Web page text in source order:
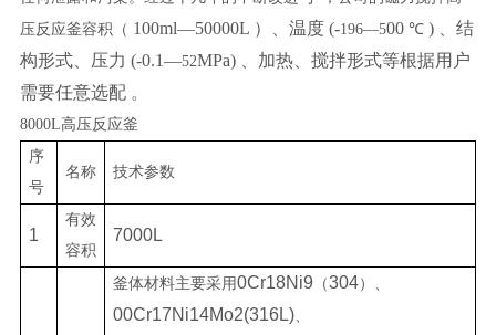
压反应釜容积（ 100ml—50000L ）、温度 (-196—500 ℃) 、结
构形式、压力 (-0.1—52MPa) 、加热、搅拌形式等根据用户
需要任意选配 。
8000L高压反应釜
序
号
名称 技术参数
1
有效
容积
7000L
釜体材料主要采用0Cr18Ni9 （304）、
00Cr17Ni14Mo2(316L)、